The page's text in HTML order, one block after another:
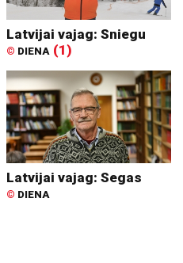
Latvijai vajag: Sniegu
© DIENA (1)
Latvijai vajag: Segas
© DIENA